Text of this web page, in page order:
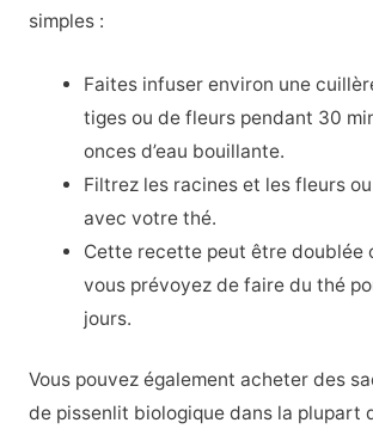
simples :
Faites infuser environ une
tiges ou de fleurs pendant 30
onces d’eau bouillante.
Filtrez les racines et les fleurs
avec votre thé.
Cette recette peut être doublée
vous prévoyez de faire du thé
jours.
Vous pouvez également acheter des
de pissenlit biologique dans la plupart